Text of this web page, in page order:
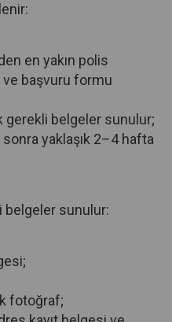
en yakın polis
ve başvuru formu
belgeler sunulur;
yaklaşık 2–4 hafta
belgeler sunulur:
fotoğraf;